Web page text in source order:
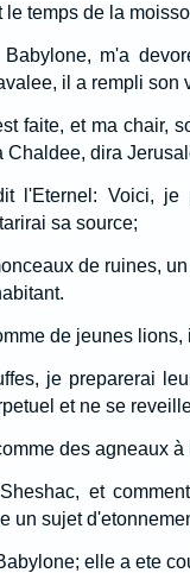
le temps de la
Babylone, m'a
il a rempli
faite, et ma chair,
Chaldee, dira
l'Eternel: Voici,
sa source;
de ruines,
de jeunes
je preparerai
et ne se
des agneaux
et
un sujet
elle a ete